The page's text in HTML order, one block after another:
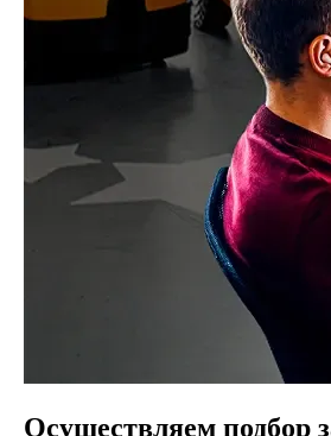
Осуществляем подбор